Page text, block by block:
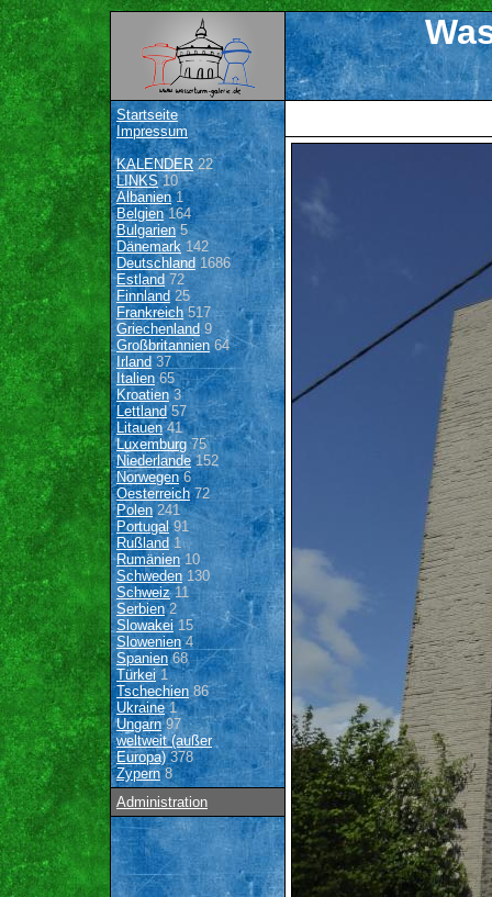
Startseite
Impressum
KALENDER22
LINKS10
Albanien1
Belgien164
Bulgarien 5
Dänemark142
Deutschland 1686
Estland 72
Finnland 25
Frankreich517
Griechenland9
Großbritannien64
Irland 37
Italien65
Kroatien3
Lettland57
Litauen41
Luxemburg 75
Niederlande152
Norwegen6
Oesterreich72
Polen 241
Portugal91
Rußland 1
Rumänien10
Schweden 130
Schweiz11
Serbien2
Slowakei15
Slowenien4
Spanien68
Türkei1
Tschechien 86
Ukraine1
Ungarn97
weltweit (außer
Europa)378
Zypern8
Administration